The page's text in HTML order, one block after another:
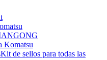
Komatsu
Kit de sellos para todas las